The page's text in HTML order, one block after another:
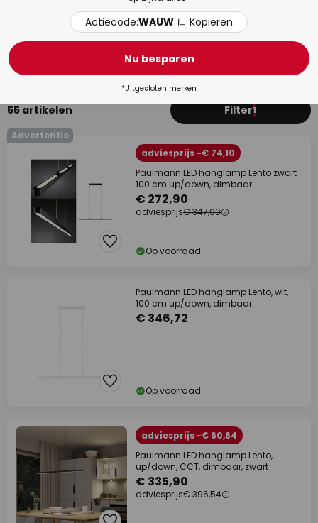
55 artikelen Filter1
Advertentie
adviesprijs -€ 74,10
Paulmann LED hanglamp Lento zwart
100 cm up/down, dimbaar
€ 272,90
adviesprijs€ 347,00
Op voorraad
Paulmann LED hanglamp Lento, wit,
100 cm up/down, dimbaar.
€ 346,72
Op voorraad
adviesprijs -€ 60,64
Paulmann LED hanglamp Lento,
up/down, CCT, dimbaar, zwart
€ 335,90
adviesprijs€ 396,54
Actiecode:WAUW Kopiëren
Nu besparen
*Uitgesloten merken